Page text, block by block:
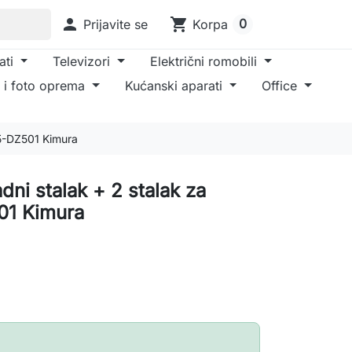
 Prijavite se shopping_cart Korpa 0
Televizori
Električni romobili
i foto oprema Kućanski aparati
Office
Kimura
stalak + 2 stalak za
Kimura